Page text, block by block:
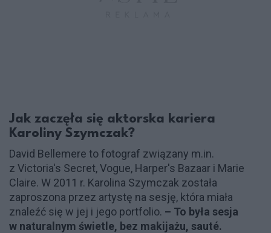
Jak zaczęła się aktorska kariera
Karoliny Szymczak?
David Bellemere to fotograf związany m.in.
z Victoria's Secret, Vogue, Harper's Bazaar i Marie
Claire. W 2011 r. Karolina Szymczak została
zaproszona przez artystę na sesję, która miała
znaleźć się w jej i jego portfolio. – To była sesja
w naturalnym świetle, bez makijażu, sauté.